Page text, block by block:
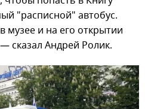
"расписной" автобус.
музее и на его открытии
сказал Андрей Ролик.